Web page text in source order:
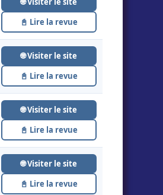
📓 Lire la revue
🌐Visiter le site
📓 Lire la revue
🌐Visiter le site
📓 Lire la revue
🌐Visiter le site
📓 Lire la revue